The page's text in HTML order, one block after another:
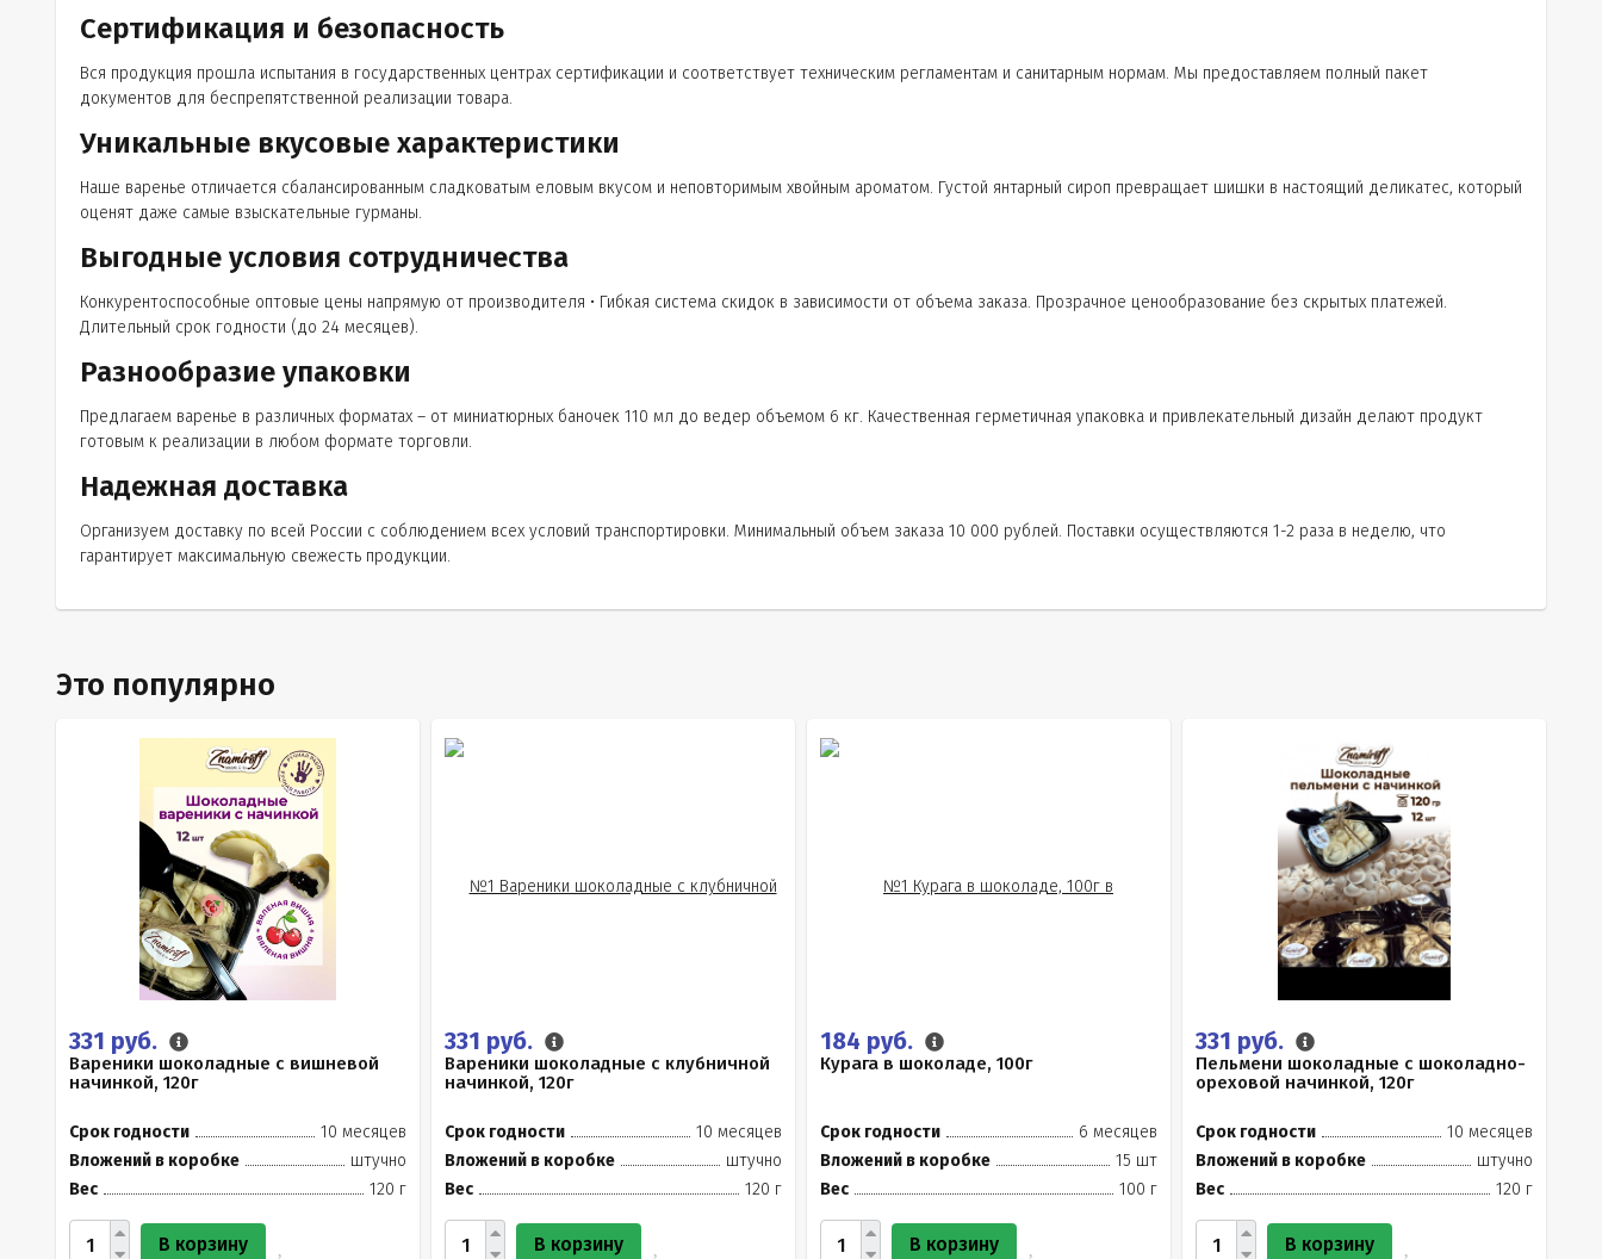
Сертификация и безопасность
Вся продукция прошла испытания в государственных центрах сертификации и соответствует техническим регламентам и санитарным нормам. Мы предоставляем полный пакет
документов для беспрепятственной реализации товара.
Уникальные вкусовые характеристики
Наше варенье отличается сбалансированным сладковатым еловым вкусом и неповторимым хвойным ароматом. Густой янтарный сироп превращает шишки в настоящий деликатес, который
оценят даже самые взыскательные гурманы.
Выгодные условия сотрудничества
Конкурентоспособные оптовые цены напрямую от производителя • Гибкая система скидок в зависимости от объема заказа. Прозрачное ценообразование без скрытых платежей.
Длительный срок годности (до 24 месяцев).
Разнообразие упаковки
Предлагаем варенье в различных форматах – от миниатюрных баночек 110 мл до ведер объемом 6 кг. Качественная герметичная упаковка и привлекательный дизайн делают продукт
готовым к реализации в любом формате торговли.
Надежная доставка
Организуем доставку по всей России с соблюдением всех условий транспортировки. Минимальный объем заказа 10 000 рублей. Поставки осуществляются 1-2 раза в неделю, что
гарантирует максимальную свежесть продукции.
Это популярно
331 руб.
Вареники шоколадные с вишневой
начинкой, 120г
Срок годности
10 месяцев
Вложений в коробке
штучно
Вес
120 г
В корзину
331 руб.
Вареники шоколадные с клубничной
начинкой, 120г
Срок годности
10 месяцев
Вложений в коробке
штучно
Вес
120 г
В корзину
184 руб.
Курага в шоколаде, 100г
Срок годности
6 месяцев
Вложений в коробке
15 шт
Вес
100 г
В корзину
331 руб.
Пельмени шоколадные с шоколадно-
ореховой начинкой, 120г
Срок годности
10 месяцев
Вложений в коробке
штучно
Вес
120 г
В корзину